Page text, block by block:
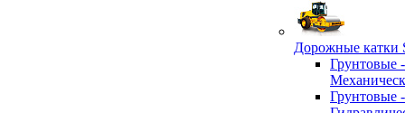
Дорожные катки
Грунтовые -
Грунтовые -